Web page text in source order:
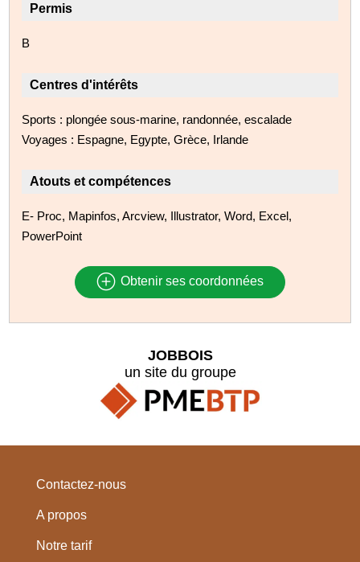
Permis
B
Centres d'intérêts
Sports : plongée sous-marine, randonnée, escalade
Voyages : Espagne, Egypte, Grèce, Irlande
Atouts et compétences
E- Proc, Mapinfos, Arcview, Illustrator, Word, Excel,
PowerPoint
Obtenir ses coordonnées
JOBBOIS
un site du groupe
Contactez-nous
A propos
Notre tarif